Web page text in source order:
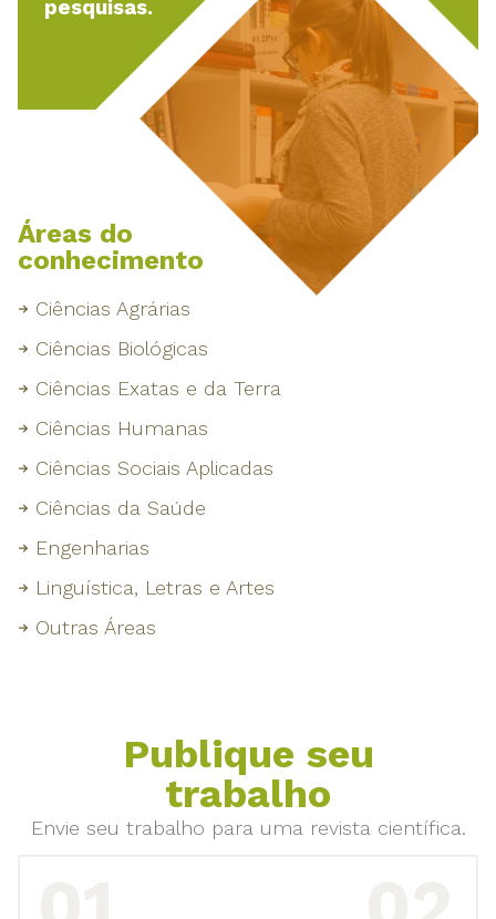
pesquisas.
Áreas do
conhecimento
Ciências Agrárias
Ciências Biológicas
Ciências Exatas e da Terra
Ciências Humanas
Ciências Sociais Aplicadas
Ciências da Saúde
Engenharias
Linguística, Letras e Artes
Outras Áreas
Publique seu
trabalho
Envie seu trabalho para uma revista científica.